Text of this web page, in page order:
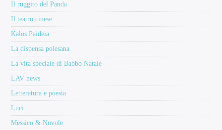
Il ruggito del Panda
Il teatro cinese
Kalos Paideia
La dispensa polesana
La vita speciale di Babbo Natale
LAV news
Letteratura e poesia
Luci
Messico & Nuvole